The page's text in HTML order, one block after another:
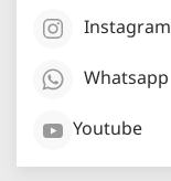
Instagram
Whatsapp
Youtube